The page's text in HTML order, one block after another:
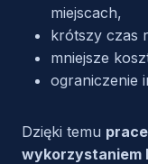
miejscach,
krótszy czas
mniejsze
ograniczenie
Dzięki temu
wykorzystaniem